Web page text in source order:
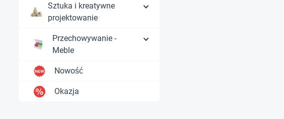
Sztuka i kreatywne
projektowanie
Przechowywanie -
Meble
Nowość
Okazja